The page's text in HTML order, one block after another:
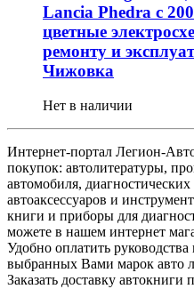
Lancia Phedra с
цветные
ремонту и
Чижовка
Нет в наличии
Интернет-портал Легион-
покупок: автолитературы,
автомобиля,
автоаксессуаров и
книги и приборы для
можете в нашем интернет
Удобно оплатить
выбранных Вами марок авто
Заказать доставку автокниги